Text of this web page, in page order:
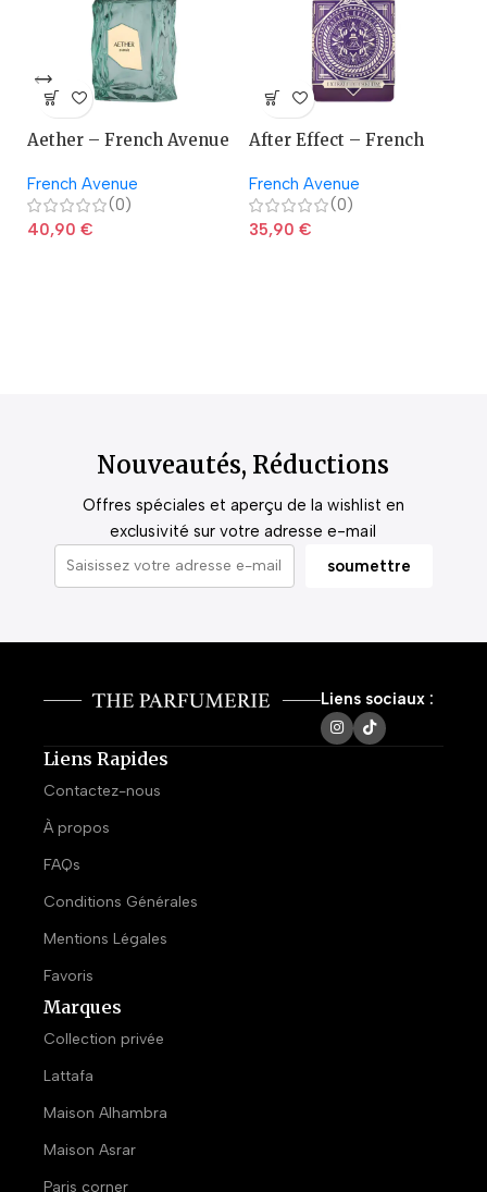
Aether – French Avenue
French Avenue
(0)
40,90 €
After Effect – French
French Avenue
(0)
35,90 €
Nouveautés, Réductions
Offres spéciales et aperçu de la wishlist en
exclusivité sur votre adresse e-mail
Liens sociaux :
Liens Rapides
Contactez-nous
À propos
FAQs
Conditions Générales
Mentions Légales
Favoris
Marques
Collection privée
Lattafa
Maison Alhambra
Maison Asrar
Paris corner